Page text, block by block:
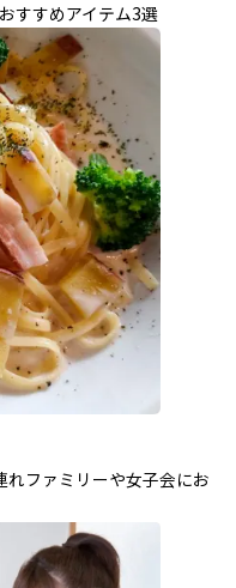
すすめアイテム3選
ファミリーや女子会にお